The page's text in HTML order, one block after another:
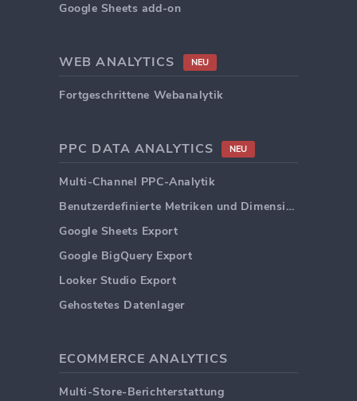
Google Sheets add-on
WEB ANALYTICS NEU
Fortgeschrittene Webanalytik
PPC DATA ANALYTICS NEU
Multi-Channel PPC-Analytik
Benutzerdefinierte Metriken und Dimensionen
Google Sheets Export
Google BigQuery Export
Looker Studio Export
Gehostetes Datenlager
ECOMMERCE ANALYTICS
Multi-Store-Berichterstattung